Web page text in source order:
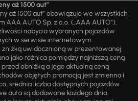
aż 1500 aut”
aż 1500 aut” obowiązuje we wszystkich
AAA AUTO Sp. z o.o. („AAA AUTO”).
nabycia wybranych pojazdów
w serwisie internetowym
uwidocznioną w prezentowanej
jako różnica pomiędzy najniższą ceną
obniżką a jego aktualną ceną
objętych promocją jest zmienna i
średnia liczba dostępnych pojazdów
auta są dodawane każdego dnia.